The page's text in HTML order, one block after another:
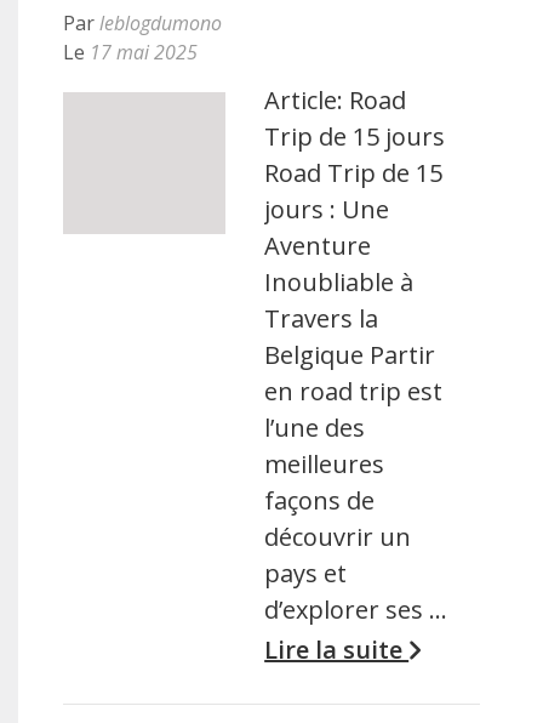
Parleblogdumono
Le 17 mai 2025
Article: Road
Trip de 15 jours
Road Trip de 15
jours : Une
Aventure
Inoubliable à
Travers la
Belgique Partir
en road trip est
l’une des
meilleures
façons de
découvrir un
pays et
d’explorer ses …
Lire la suite